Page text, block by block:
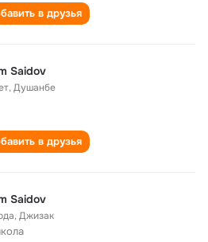
в друзья
Saidov
,Душанбе
в друзья
Saidov
,Джизак